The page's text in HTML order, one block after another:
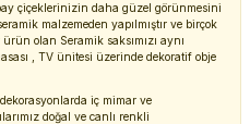
çiçeklerinizin daha güzel görünmesini
malzemeden yapılmıştır ve birçok
ürün olan Seramik saksımızı aynı
, TV ünitesi üzerinde dekoratif obje
iç mimar ve
doğal ve canlı renkli